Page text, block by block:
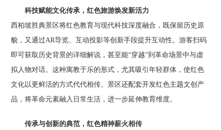
科技赋能文化传承，红色旅游焕发新活力
西柏坡胜典景区将红色教育与现代科技深度融合，既保留历史原
貌，又通过AR导览、互动投影等创新手段提升互动性。游客扫码
即可获取历史背景的详细解说，甚至能“穿越”到革命场景中与虚
拟人物对话。这种寓教于乐的形式，尤其吸引年轻群体，使红色
文化以更鲜活的方式代代相传。景区还配套开发红色主题文创产
品，将革命元素融入日常生活，进一步延伸教育维度。
传承与创新的典范，红色精神薪火相传